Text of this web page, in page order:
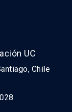
UC
Chile